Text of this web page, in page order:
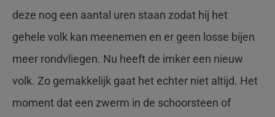
deze nog een aantal uren staan zodat hij het
gehele volk kan meenemen en er geen losse bijen
meer rondvliegen. Nu heeft de imker een nieuw
volk. Zo gemakkelijk gaat het echter niet altijd. Het
moment dat een zwerm in de schoorsteen of